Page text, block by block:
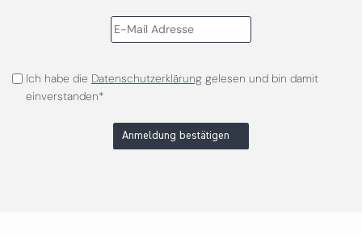
Ich habe die Datenschutzerklärunggelesen und bin damit
einverstanden*
Anmeldung bestätigen